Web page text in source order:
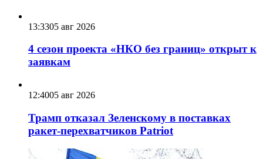
13:3305 авг 2026
4 сезон проекта «НКО без границ» открыт к
заявкам
12:4005 авг 2026
Трамп отказал Зеленскому в поставках
ракет-перехватчиков Patriot